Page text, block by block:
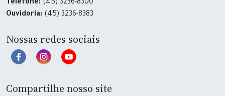
Telefone: (45) 3236-8300
Ouvidoria: (45) 3236-8383
Nossas redes sociais
Compartilhe nosso site